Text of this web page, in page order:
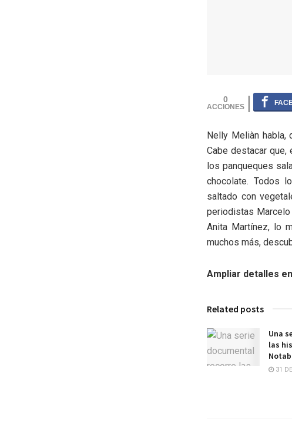
0
Nelly Meliàn habla,
Cabe destacar
los panqueques
chocolate. Todos
saltado con
periodistas Marcelo
Anita Martínez, lo
muchos más,
Ampliar detalles
Related posts
Una
las
31